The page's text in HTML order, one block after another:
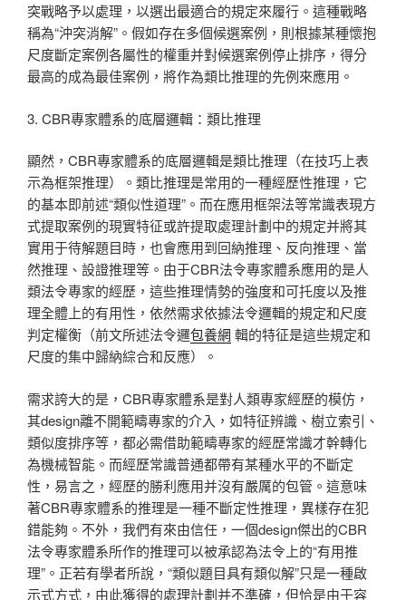
突戰略予以處理，以選出最適合的規定來履行。這種戰略
稱為“沖突消解”。假如存在多個候選案例，則根據某種懷抱
尺度斷定案例各屬性的權重并對候選案例停止排序，得分
最高的成為最佳案例，將作為類比推理的先例來應用。
3. CBR專家體系的底層邏輯：類比推理
顯然，CBR專家體系的底層邏輯是類比推理（在技巧上表
示為框架推理）。類比推理是常用的一種經歷性推理，它
的基本即前述“類似性道理”。而在應用框架法等常識表現方
式提取案例的現實特征或許提取處理計劃中的規定并將其
實用于待解題目時，也會應用到回納推理、反向推理、當
然推理、設證推理等。由于CBR法令專家體系應用的是人
類法令專家的經歷，這些推理情勢的強度和可托度以及推
理全體上的有用性，依然需求依據法令邏輯的規定和尺度
判定權衡（前文所述法令邏包養網 輯的特征是這些規定和
尺度的集中歸納綜合和反應）。
需求誇大的是，CBR專家體系是對人類專家經歷的模仿，
其design離不開範疇專家的介入，如特征辨識、樹立索引、
類似度排序等，都必需借助範疇專家的經歷常識才幹轉化
為機械智能。而經歷常識普通都帶有某種水平的不斷定
性，易言之，經歷的勝利應用并沒有嚴厲的包管。這意味
著CBR專家體系的推理是一種不斷定性推理，異樣存在犯
錯能夠。不外，我們有來由信任，一個design傑出的CBR
法令專家體系所作的推理可以被承認為法令上的“有用推
理”。正若有學者所說，“類似題目具有類似解”只是一種啟
示式方式，由此獲得的處理計劃并不準確，但恰是由于容